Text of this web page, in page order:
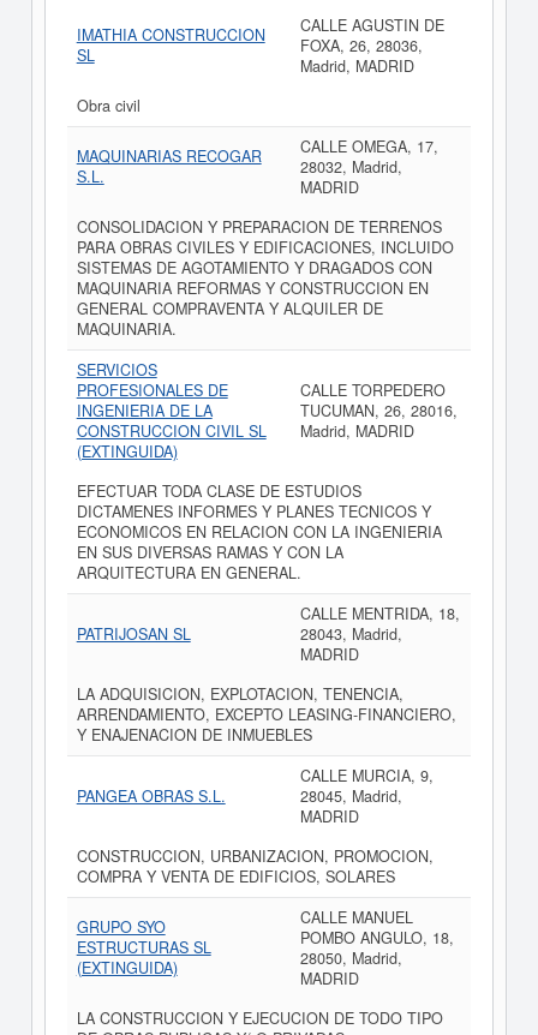
IMATHIA CONSTRUCCION
SL
CALLE AGUSTIN DE
FOXA, 26, 28036,
Madrid, MADRID
Obra civil
MAQUINARIAS RECOGAR
S.L.
CALLE OMEGA, 17,
28032, Madrid,
MADRID
CONSOLIDACION Y PREPARACION DE TERRENOS
PARA OBRAS CIVILES Y EDIFICACIONES, INCLUIDO
SISTEMAS DE AGOTAMIENTO Y DRAGADOS CON
MAQUINARIA REFORMAS Y CONSTRUCCION EN
GENERAL COMPRAVENTA Y ALQUILER DE
MAQUINARIA.
SERVICIOS
PROFESIONALES DE
INGENIERIA DE LA
CONSTRUCCION CIVIL SL
(EXTINGUIDA)
CALLE TORPEDERO
TUCUMAN, 26, 28016,
Madrid, MADRID
EFECTUAR TODA CLASE DE ESTUDIOS
DICTAMENES INFORMES Y PLANES TECNICOS Y
ECONOMICOS EN RELACION CON LA INGENIERIA
EN SUS DIVERSAS RAMAS Y CON LA
ARQUITECTURA EN GENERAL.
PATRIJOSAN SL
CALLE MENTRIDA, 18,
28043, Madrid,
MADRID
LA ADQUISICION, EXPLOTACION, TENENCIA,
ARRENDAMIENTO, EXCEPTO LEASING-FINANCIERO,
Y ENAJENACION DE INMUEBLES
PANGEA OBRAS S.L.
CALLE MURCIA, 9,
28045, Madrid,
MADRID
CONSTRUCCION, URBANIZACION, PROMOCION,
COMPRA Y VENTA DE EDIFICIOS, SOLARES
GRUPO SYO
ESTRUCTURAS SL
(EXTINGUIDA)
CALLE MANUEL
POMBO ANGULO, 18,
28050, Madrid,
MADRID
LA CONSTRUCCION Y EJECUCION DE TODO TIPO